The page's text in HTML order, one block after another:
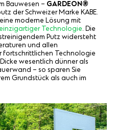
Bauwesen – GARDEON®
der Schweizer Marke KABE.
moderne Lösung mit
einzigartiger Technologie. Die
Putz widersteht
und allen
Technologie
Dicke wesentlich dünner als
– so sparen Sie
Grundstück als auch im